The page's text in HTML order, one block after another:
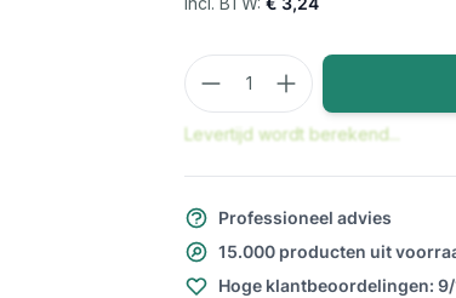
Aantal
Levertijd wordt berekend...
Professioneel advies
15.000 producten uit
Hoge klantbeoordelingen: